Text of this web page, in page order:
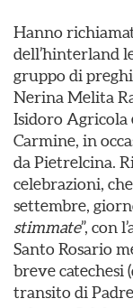
Hanno
dell’hinterland
gruppo di
Nerina Melita
Isidoro Agricola
Carmine, in
da Pietrelcina.
celebrazioni,
settembre,
stimmate”, con
Santo Rosario
breve catechesi
transito di